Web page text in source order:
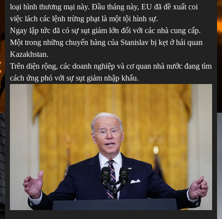
loại hình thương mại này. Đầu tháng này, EU đã đề xuất coi
việc lách các lệnh trừng phạt là một tội hình sự.
Ngay lập tức đã có sự sụt giảm lớn đối với các nhà cung cấp.
Một trong những chuyến hàng của Stanislav bị kẹt ở hải quan
Kazakhstan.
Trên diện rộng, các doanh nghiệp và cơ quan nhà nước đang tìm
cách ứng phó với sự sụt giảm nhập khẩu.